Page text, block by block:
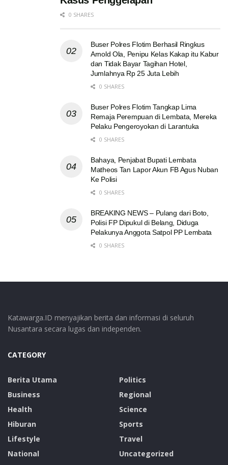
0 SHARES
Buser Polres Flotim Berhasil Ringkus
Arnold Ola, Penipu Kelas Kakap itu Kabur
dan Tidak Bayar Tagihan Hotel,
Jumlahnya Rp 25 Juta Lebih
0 SHARES
Buser Polres Flotim Tangkap Lima
Remaja Perempuan di Lembata, Mereka
Pelaku Pengeroyokan di Larantuka
0 SHARES
Bahaya, Penjabat Bupati Lembata
Matheos Tan Lapor Akun FB Agus Nuban
Ke Polisi
0 SHARES
BREAKING NEWS – Pulang dari Boto,
Polisi FP Dipukul di Belang, Diduga
Pelakunya Anggota Satpol PP Lembata
0 SHARES
Katawarga.ID menyajikan berita dan informasi di seluruh
Nusantara secara lugas dan independen.
CATEGORY
Berita Utama
Business
Health
Hiburan
Lifestyle
National
Politics
Regional
Science
Sports
Travel
Uncategorized